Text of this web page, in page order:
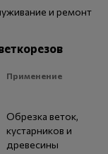
и ремонт
Применение
Обрезка веток,
кустарников и
древесины